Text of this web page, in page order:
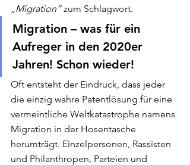
„Migration“ zum Schlagwort.
Migration – was für ein
Aufreger in den 2020er
Jahren! Schon wieder!
Oft entsteht der Eindruck, dass jeder
die einzig wahre Patentlösung für eine
vermeintliche Weltkatastrophe namens
Migration in der Hosentasche
herumträgt. Einzelpersonen, Rassisten
und Philanthropen, Parteien und